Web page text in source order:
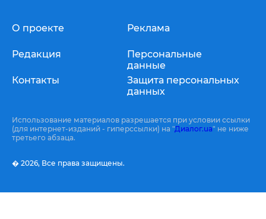
О проекте
Редакция
Контакты
Реклама
Персональные
данные
Защита персональных
данных
Использование материалов разрешается при условии ссылки
(для интернет-изданий - гиперссылки) на "Диалог.ua" не ниже
третьего абзаца.
� 2026, Все права защищены.